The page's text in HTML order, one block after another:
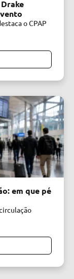
o CPAP
em que pé